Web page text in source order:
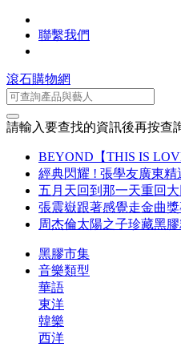
聯繫我們
滾石購物網
請輸入要查找的資訊後再按查
BEYOND【THIS IS
經典閃耀 ! 張學友廣東精
五月天回到那一天重回
張震嶽跟著感覺走金曲
周杰倫太陽之子珍藏黑膠
黑膠市集
音樂類型
華語
東洋
韓樂
西洋